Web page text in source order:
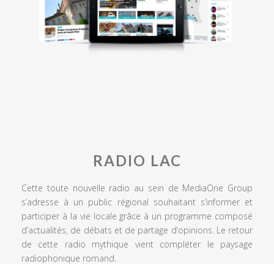
RADIO LAC
Cette toute nouvelle radio au sein de MediaOne Group
s’adresse à un public régional souhaitant s’informer et
participer à la vie locale grâce à un programme composé
d’actualités, de débats et de partage d’opinions. Le retour
de cette radio mythique vient compléter le paysage
radiophonique romand.